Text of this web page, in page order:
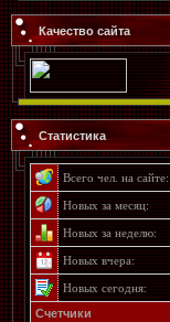
Качество сайта
Статистика
Всего чел. на сайте:
Новых за месяц:
Новых за неделю:
Новых вчера:
Новых сегодня:
Счетчики